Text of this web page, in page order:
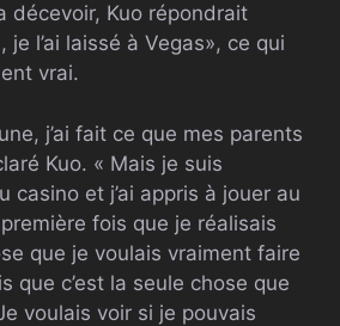
décevoir, Kuo répondrait
je l’ai laissé à Vegas», ce qui
vrai.
j’ai fait ce que mes parents
Kuo. « Mais je suis
casino et j’ai appris à jouer au
fois que je réalisais
que je voulais vraiment faire
que c’est la seule chose que
voulais voir si je pouvais